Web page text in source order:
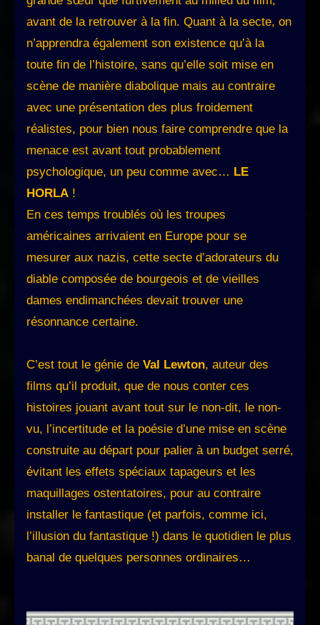
avant de la retrouver à la fin. Quant à la secte, on
n’apprendra également son existence qu’à la
toute fin de l’histoire, sans qu’elle soit mise en
scène de manière diabolique mais au contraire
avec une présentation des plus froidement
réalistes, pour bien nous faire comprendre que la
menace est avant tout probablement
psychologique, un peu comme avec… LE
HORLA !
En ces temps troublés où les troupes
américaines arrivaient en Europe pour se
mesurer aux nazis, cette secte d’adorateurs du
diable composée de bourgeois et de vieilles
dames endimanchées devait trouver une
résonnance certaine.
C’est tout le génie de Val Lewton, auteur des
films qu’il produit, que de nous conter ces
histoires jouant avant tout sur le non-dit, le non-
vu, l’incertitude et la poésie d’une mise en scène
construite au départ pour palier à un budget serré,
évitant les effets spéciaux tapageurs et les
maquillages ostentatoires, pour au contraire
installer le fantastique (et parfois, comme ici,
l’illusion du fantastique !) dans le quotidien le plus
banal de quelques personnes ordinaires…